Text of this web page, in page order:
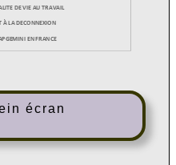
écran